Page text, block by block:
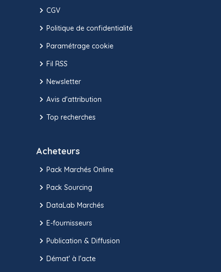
CGV
Politique de confidentialité
Paramétrage cookie
Fil RSS
Newsletter
Avis d'attribution
Top recherches
Acheteurs
Pack Marchés Online
Pack Sourcing
DataLab Marchés
E-fournisseurs
Publication & Diffusion
Démat' à l'acte